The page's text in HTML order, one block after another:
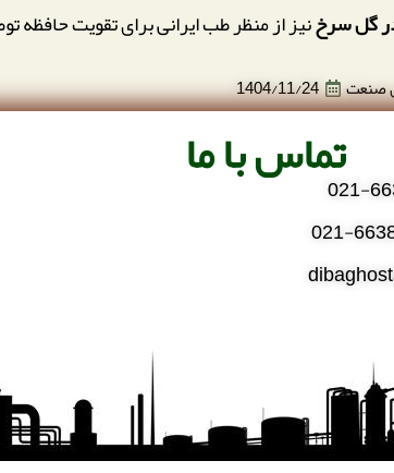
گل سرخنیز از منظر طب ایرانی برای تقویت
صنعت 1404/11/24
تماس با ما